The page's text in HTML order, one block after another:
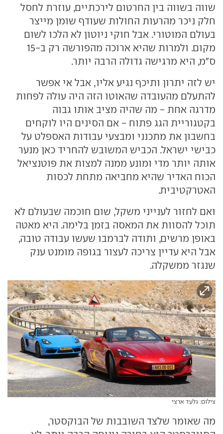
שווה בשווה בין החרטום לירכתיים, עוזרת לחסל
חלק ניכר מהרעות החולות שעודף שומן מייצר
בעולם המוטורי. אבל חוקי ניוטון לא הלכו לשום
מקום. ולמרות שהיא ארוכה מהפורשה רק ב-15
ס"מ, היא מרגישה גדולה הרבה יותר.
יש לזה יתרון ותיכף נגיע אליו, אבל אי אפשר
להתעלם מהעובדה שהאוטו הזה היה עולה לפחות
מדרגה אחת - מה שהיה מציב אותו גבוה
בקטגוריית הגג פתוח - אם הסינים היו לוקחים
בחשבון את מתכנני ומבצעי עבודות האספלט על
כבישי ישראל. הכביש המשובש להחריד כאן מנער
אותה יותר מדי ומונע ממנה למצות את פוטנציאל
הכוח האדיר שהיא מחביאה מתחת לכסות
האטרקטיבית.
ואם לחזור לענייני משקל, שום חוכמה שבעולם לא
תוכל להסוות את המאסה בזמן בלימה. היא מאטה
באופן מרשים, ותודה לברמבו שעשו עבודה טובה,
אבל היא עדיין צריכה לעצור בגופה מומנט ענק
שנגזר ממשקלה.
צילום: גלעד ארצי
מה שאומר שלצד השובבות של הבוקסטר,